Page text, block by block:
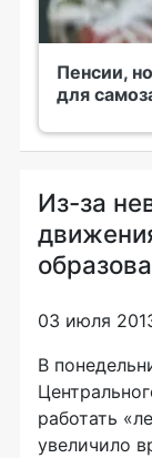
Пенсии,
для
Из-за
03 июля
В
работать
увеличило